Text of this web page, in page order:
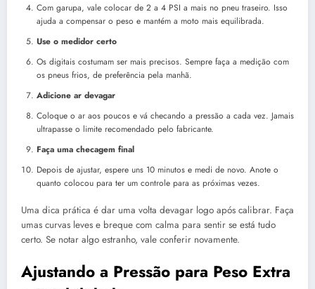
Com garupa, vale colocar de 2 a 4 PSI a mais no pneu traseiro. Isso
ajuda a compensar o peso e mantém a moto mais equilibrada.
Use o medidor certo
Os digitais costumam ser mais precisos. Sempre faça a medição com
os pneus frios, de preferência pela manhã.
Adicione ar devagar
Coloque o ar aos poucos e vá checando a pressão a cada vez. Jamais
ultrapasse o limite recomendado pelo fabricante.
Faça uma checagem final
Depois de ajustar, espere uns 10 minutos e medi de novo. Anote o
quanto colocou para ter um controle para as próximas vezes.
Uma dica prática é dar uma volta devagar logo após calibrar. Faça
umas curvas leves e breque com calma para sentir se está tudo
certo. Se notar algo estranho, vale conferir novamente.
Ajustando a Pressão para Peso Extra